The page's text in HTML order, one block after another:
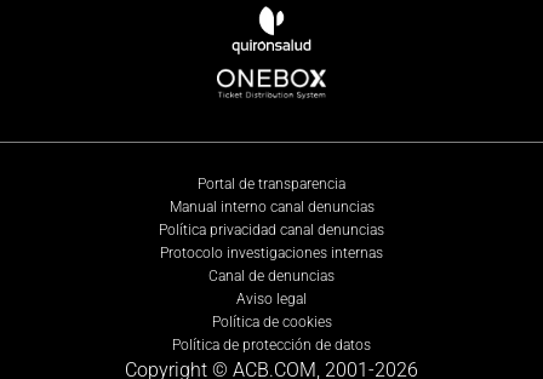
Portal de transparencia
Manual interno canal denuncias
Política privacidad canal denuncias
Protocolo investigaciones internas
Canal de denuncias
Aviso legal
Política de cookies
Política de protección de datos
Copyright © ACB.COM, 2001-2026